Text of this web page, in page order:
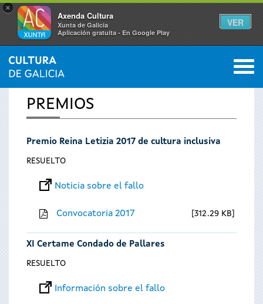
×
Axenda Cultura
Xunta de Galicia
Aplicación gratuíta - En Google Play
VER
Se
encuentra
usted
INICIO 0
PREMIOS
Premio Reina Letizia 2017 de cultura inclusiva
RESUELTO
Noticia sobre el fallo
Convocatoria 2017 312.29 KB
XI Certame Condado de Pallares
RESUELTO
Información sobre el fallo